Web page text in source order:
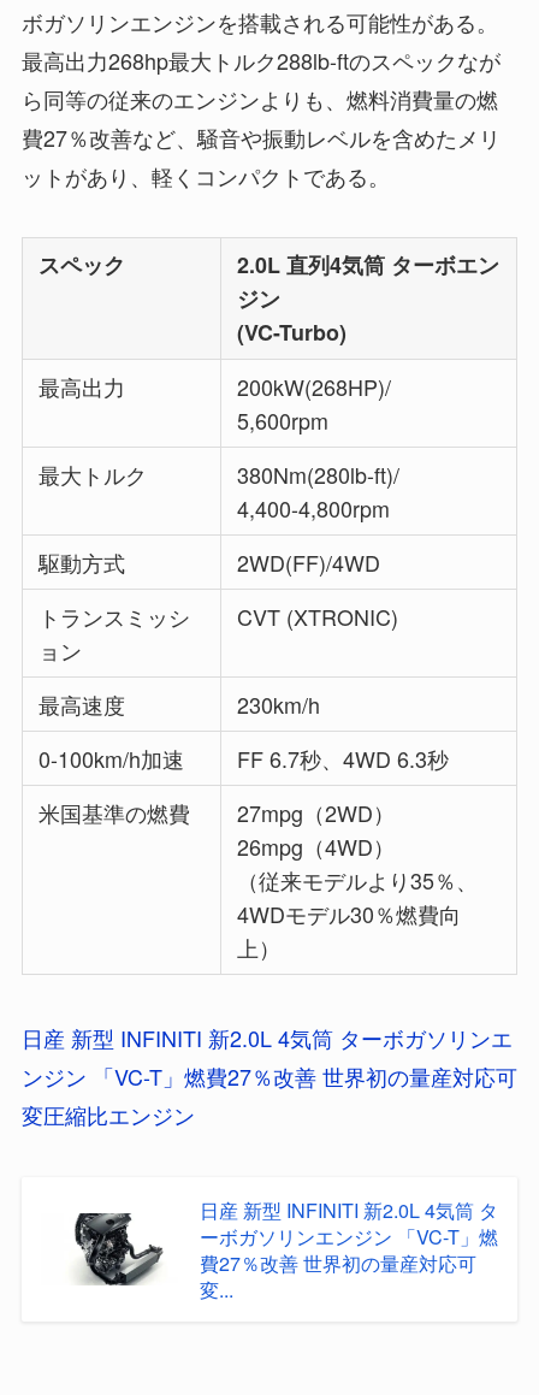
ボガソリンエンジンを搭載される可能性がある。
最高出力268hp最大トルク288lb-ftのスペックなが
ら同等の従来のエンジンよりも、燃料消費量の燃
費27％改善など、騒音や振動レベルを含めたメリ
ットがあり、軽くコンパクトである。
スペック
2.0L 直列4気筒 ターボエン
ジン
(VC-Turbo)
最高出力
200kW(268HP)/
5,600rpm
最大トルク
380Nm(280lb-ft)/
4,400-4,800rpm
駆動方式
2WD(FF)/4WD
トランスミッシ
ョン
CVT (XTRONIC)
最高速度
230km/h
0-100km/h加速
FF 6.7秒、4WD 6.3秒
米国基準の燃費
27mpg（2WD）
26mpg（4WD）
（従来モデルより35％、
4WDモデル30％燃費向
上）
日産 新型 INFINITI 新2.0L 4気筒 ターボガソリンエ
ンジン 「VC-T」燃費27％改善 世界初の量産対応可
変圧縮比エンジン
日産 新型 INFINITI 新2.0L 4気筒 タ
ーボガソリンエンジン 「VC-T」燃
費27％改善 世界初の量産対応可
変...